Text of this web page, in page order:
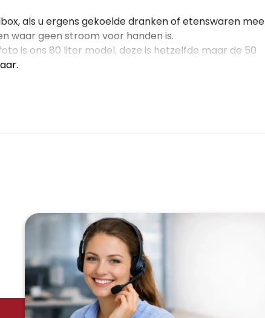
als u ergens gekoelde dranken of etenswaren mee
waar geen stroom voor handen is.
is ons 80 liter model, deze is hetzelfde maar de 50